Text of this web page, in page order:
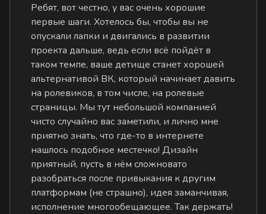
Ребят, вот честно, у вас очень хорошие
первые шаги. Хотелось бы, чтобы вы не
опускали лапки и двигались в развитии
проекта дальше, ведь если всё пойдёт в
таком темпе, ваше детище станет хорошей
альтернативой ВК, который начинает давить
на ролевиков, в том числе, на ролевые
страницы. Мы тут небольшой компанией
чисто случайно вас заметили, и лично мне
приятно знать, что где-то в интернете
нашлось подобное местечко! Дизайн
приятный, пусть в нём сложновато
разобраться после привыкания к другим
платформам (не страшно), идея заманчивая,
исполнение многообещающее. Так держать!